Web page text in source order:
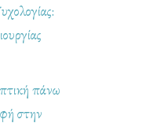
πάνω
στην